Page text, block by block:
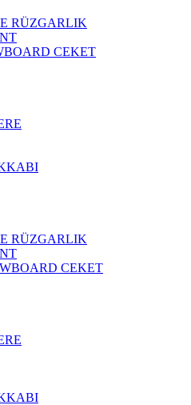
RÜZGARLIK
CEKET
RÜZGARLIK
CEKET